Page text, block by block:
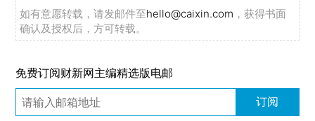
如有意愿转载，请发邮件至hello@caixin.com ，获得书面
确认及授权后，方可转载。
免费订阅财新网主编精选版电邮
订阅